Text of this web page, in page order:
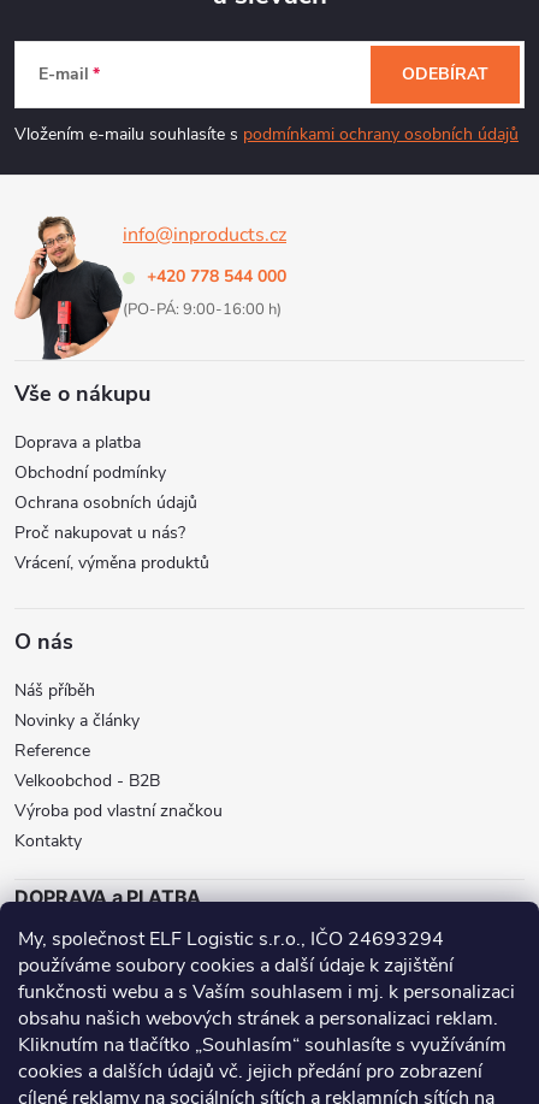
My, společnost ELF Logistic s.r.o., IČO 24693294
používáme soubory cookies a další údaje k zajištění
funkčnosti webu a s Vaším souhlasem i mj. k personalizaci
obsahu našich webových stránek a personalizaci reklam.
Kliknutím na tlačítko „Souhlasím“ souhlasíte s využíváním
cookies a dalších údajů vč. jejich předání pro zobrazení
cílené reklamy na sociálních sítích a reklamních sítích na
a
í
p
v
k
y
ý
p
i
u
p
E-mail
Vložením e-mailu souhlasíte s podmínkami ochrany osobních údajů
ODEBÍRAT
info@inproducts.cz
+420 778 544 000
(PO-PÁ: 9:00-16:00 h)
Vše o nákupu
Doprava a platba
Obchodní podmínky
Ochrana osobních údajů
Proč nakupovat u nás?
Vrácení, výměna produktů
O nás
Náš příběh
Novinky a články
Reference
Velkoobchod - B2B
Výroba pod vlastní značkou
Kontakty
DOPRAVA a PLATBA
ZÁSILKOVNA BALÍKOVNA GLS
DPD
Přijímáme online platby